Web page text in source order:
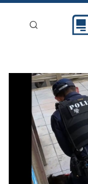
新聞稿分類
登入
刊登